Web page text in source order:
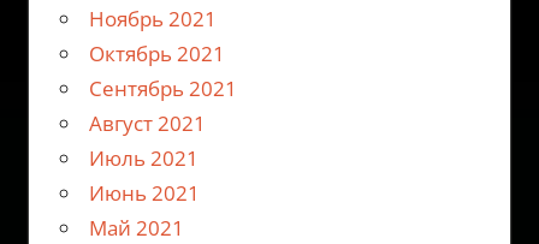
Ноябрь 2021
Октябрь 2021
Сентябрь 2021
Август 2021
Июль 2021
Июнь 2021
Май 2021